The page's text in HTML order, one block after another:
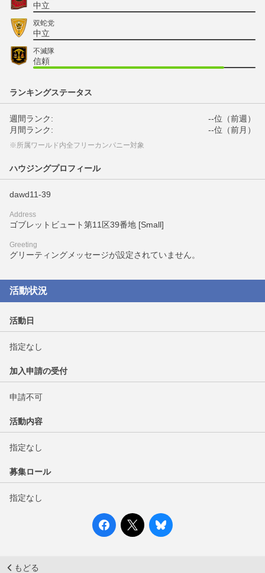
中立
双蛇党
中立
不滅隊
信頼
ランキングステータス
週間ランク:
--位（前週）
月間ランク:
--位（前月）
※所属ワールド内全フリーカンパニー対象
ハウジングプロフィール
dawd11-39
Address
ゴブレットビュート第11区39番地 [Small]
Greeting
グリーティングメッセージが設定されていません。
活動状況
活動日
指定なし
加入申請の受付
申請不可
活動内容
指定なし
募集ロール
指定なし
もどる